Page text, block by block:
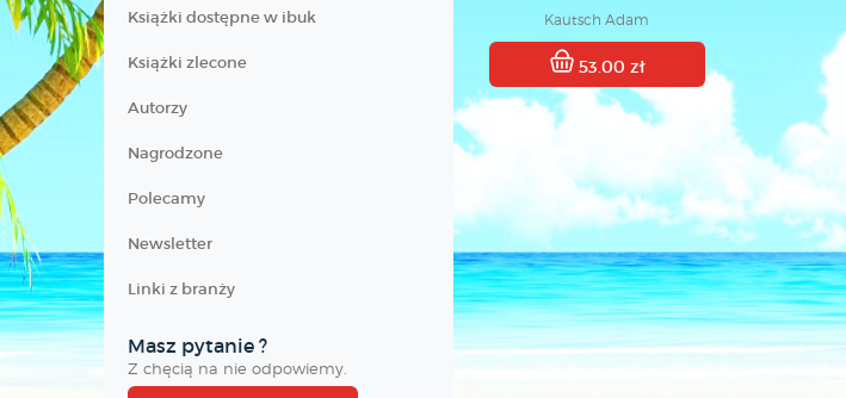
Książki dostępne w ibuk
Książki zlecone
Autorzy
Nagrodzone
Polecamy
Newsletter
Linki z branży
Masz pytanie ?
Z chęcią na nie odpowiemy.
Kautsch Adam
53.00 zł